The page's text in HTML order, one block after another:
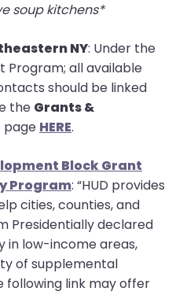
soup kitchens*
NY: Under the
Program; all available
should be linked
the Grants &
page HERE.
Block Grant
Program: “HUD provides
cities, counties, and
Presidentially declared
in low-income areas,
of supplemental
following link may offer